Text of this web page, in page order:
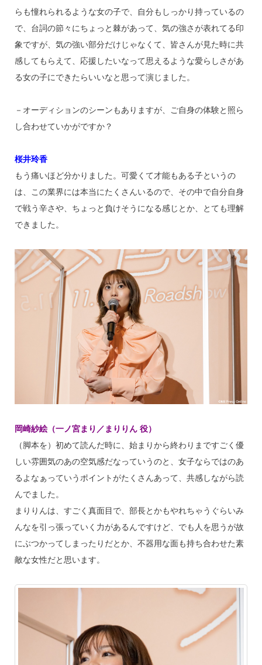
らも憧れられるような女の子で、自分もしっかり持っているの
で、台詞の節々にちょっと棘があって、気の強さが表れてる印
象ですが、気の強い部分だけじゃなくて、皆さんが見た時に共
感してもらえて、応援したいなって思えるような愛らしさがあ
る女の子にできたらいいなと思って演じました。
－オーディションのシーンもありますが、ご自身の体験と照ら
し合わせていかがですか？
桜井玲香
もう痛いほど分かりました。可愛くて才能もある子というの
は、この業界には本当にたくさんいるので、その中で自分自身
で戦う辛さや、ちょっと負けそうになる感じとか、とても理解
できました。
岡崎紗絵（一ノ宮まり／まりりん 役）
（脚本を）初めて読んだ時に、始まりから終わりまですごく優
しい雰囲気のあの空気感だなっていうのと、女子ならではのあ
るよなぁっていうポイントがたくさんあって、共感しながら読
んでました。
まりりんは、すごく真面目で、部長とかもやれちゃうぐらいみ
んなを引っ張っていく力があるんですけど、でも人を思うが故
にぶつかってしまったりだとか、不器用な面も持ち合わせた素
敵な女性だと思います。